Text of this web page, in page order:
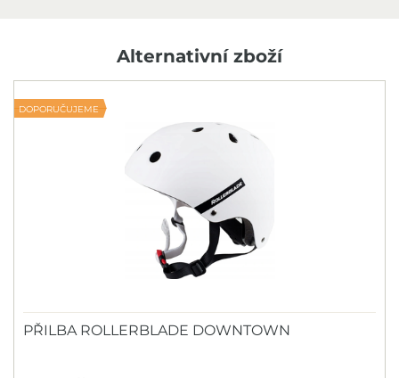
Alternativní zboží
DOPORUČUJEME
PŘILBA ROLLERBLADE DOWNTOWN